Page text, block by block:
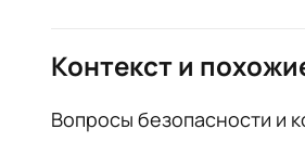
Контекст и
Вопросы безопасности и